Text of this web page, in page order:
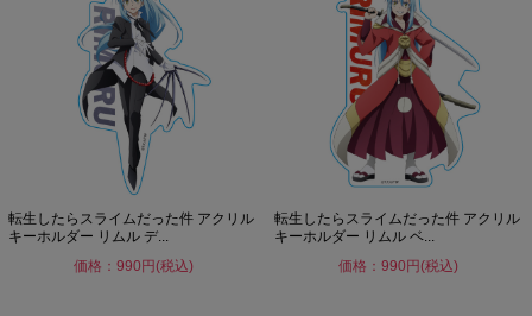
転生したらスライムだった件 アクリル
キーホルダー リムル デ...
価格：990円(税込)
転生したらスライムだった件 アクリル
キーホルダー リムル ベ...
価格：990円(税込)